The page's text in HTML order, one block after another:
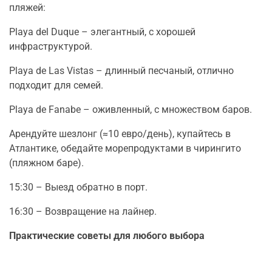
пляжей:
Playa del Duque – элегантный, с хорошей
инфраструктурой.
Playa de Las Vistas – длинный песчаный, отлично
подходит для семей.
Playa de Fanabe – оживленный, с множеством баров.
Арендуйте шезлонг (≈10 евро/день), купайтесь в
Атлантике, обедайте морепродуктами в чирингито
(пляжном баре).
15:30 – Выезд обратно в порт.
16:30 – Возвращение на лайнер.
Практические советы для любого выбора